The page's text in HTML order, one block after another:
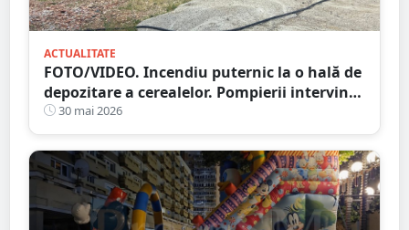
ACTUALITATE
FOTO/VIDEO. Incendiu puternic la o hală de
depozitare a cerealelor. Pompierii intervin
cu mai multe autospeciale
30 mai 2026